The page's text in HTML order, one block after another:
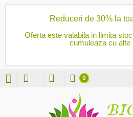
Reduceri de 30% la
Oferta este valabila in limita
cumuleaza cu alte
0